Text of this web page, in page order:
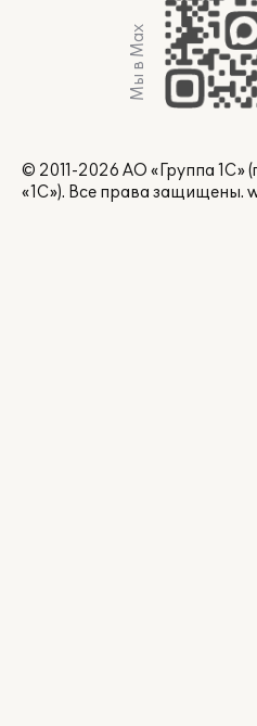
Мы в Max
© 2011-2026 АО «Группа
«1С»). Все права защищены.